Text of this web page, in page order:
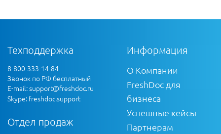
Техподдержка
8-800-333-14-84
Звонок по РФ бесплатный
E-mail:support@freshdoc.ru
Skype: freshdoc.support
Отдел продаж
Информация
О Компании
FreshDoc для
бизнеса
Успешные кейсы
Партнерам